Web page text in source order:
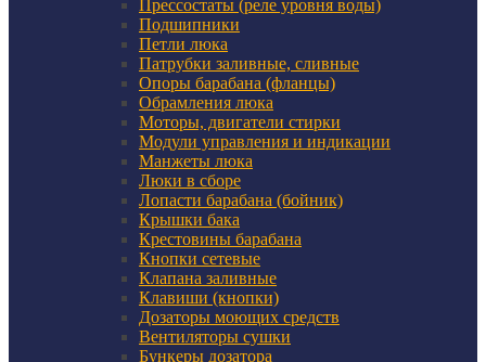
Прессостаты (реле уровня воды)
Подшипники
Петли люка
Патрубки заливные, сливные
Опоры барабана (фланцы)
Обрамления люка
Моторы, двигатели стирки
Модули управления и индикации
Манжеты люка
Люки в сборе
Лопасти барабана (бойник)
Крышки бака
Крестовины барабана
Кнопки сетевые
Клапана заливные
Клавиши (кнопки)
Дозаторы моющих средств
Вентиляторы сушки
Бункеры дозатора